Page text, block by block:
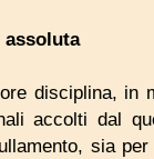
disciplina, in
accolti dal
sia